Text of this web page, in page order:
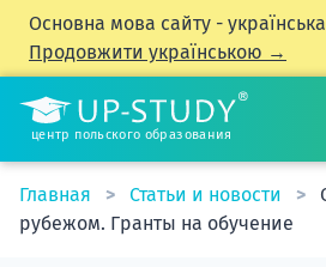
Основна мова сайту -
Продовжити українською →
центр польского образования
Главная Статьи и новости
рубежом. Гранты на обучение